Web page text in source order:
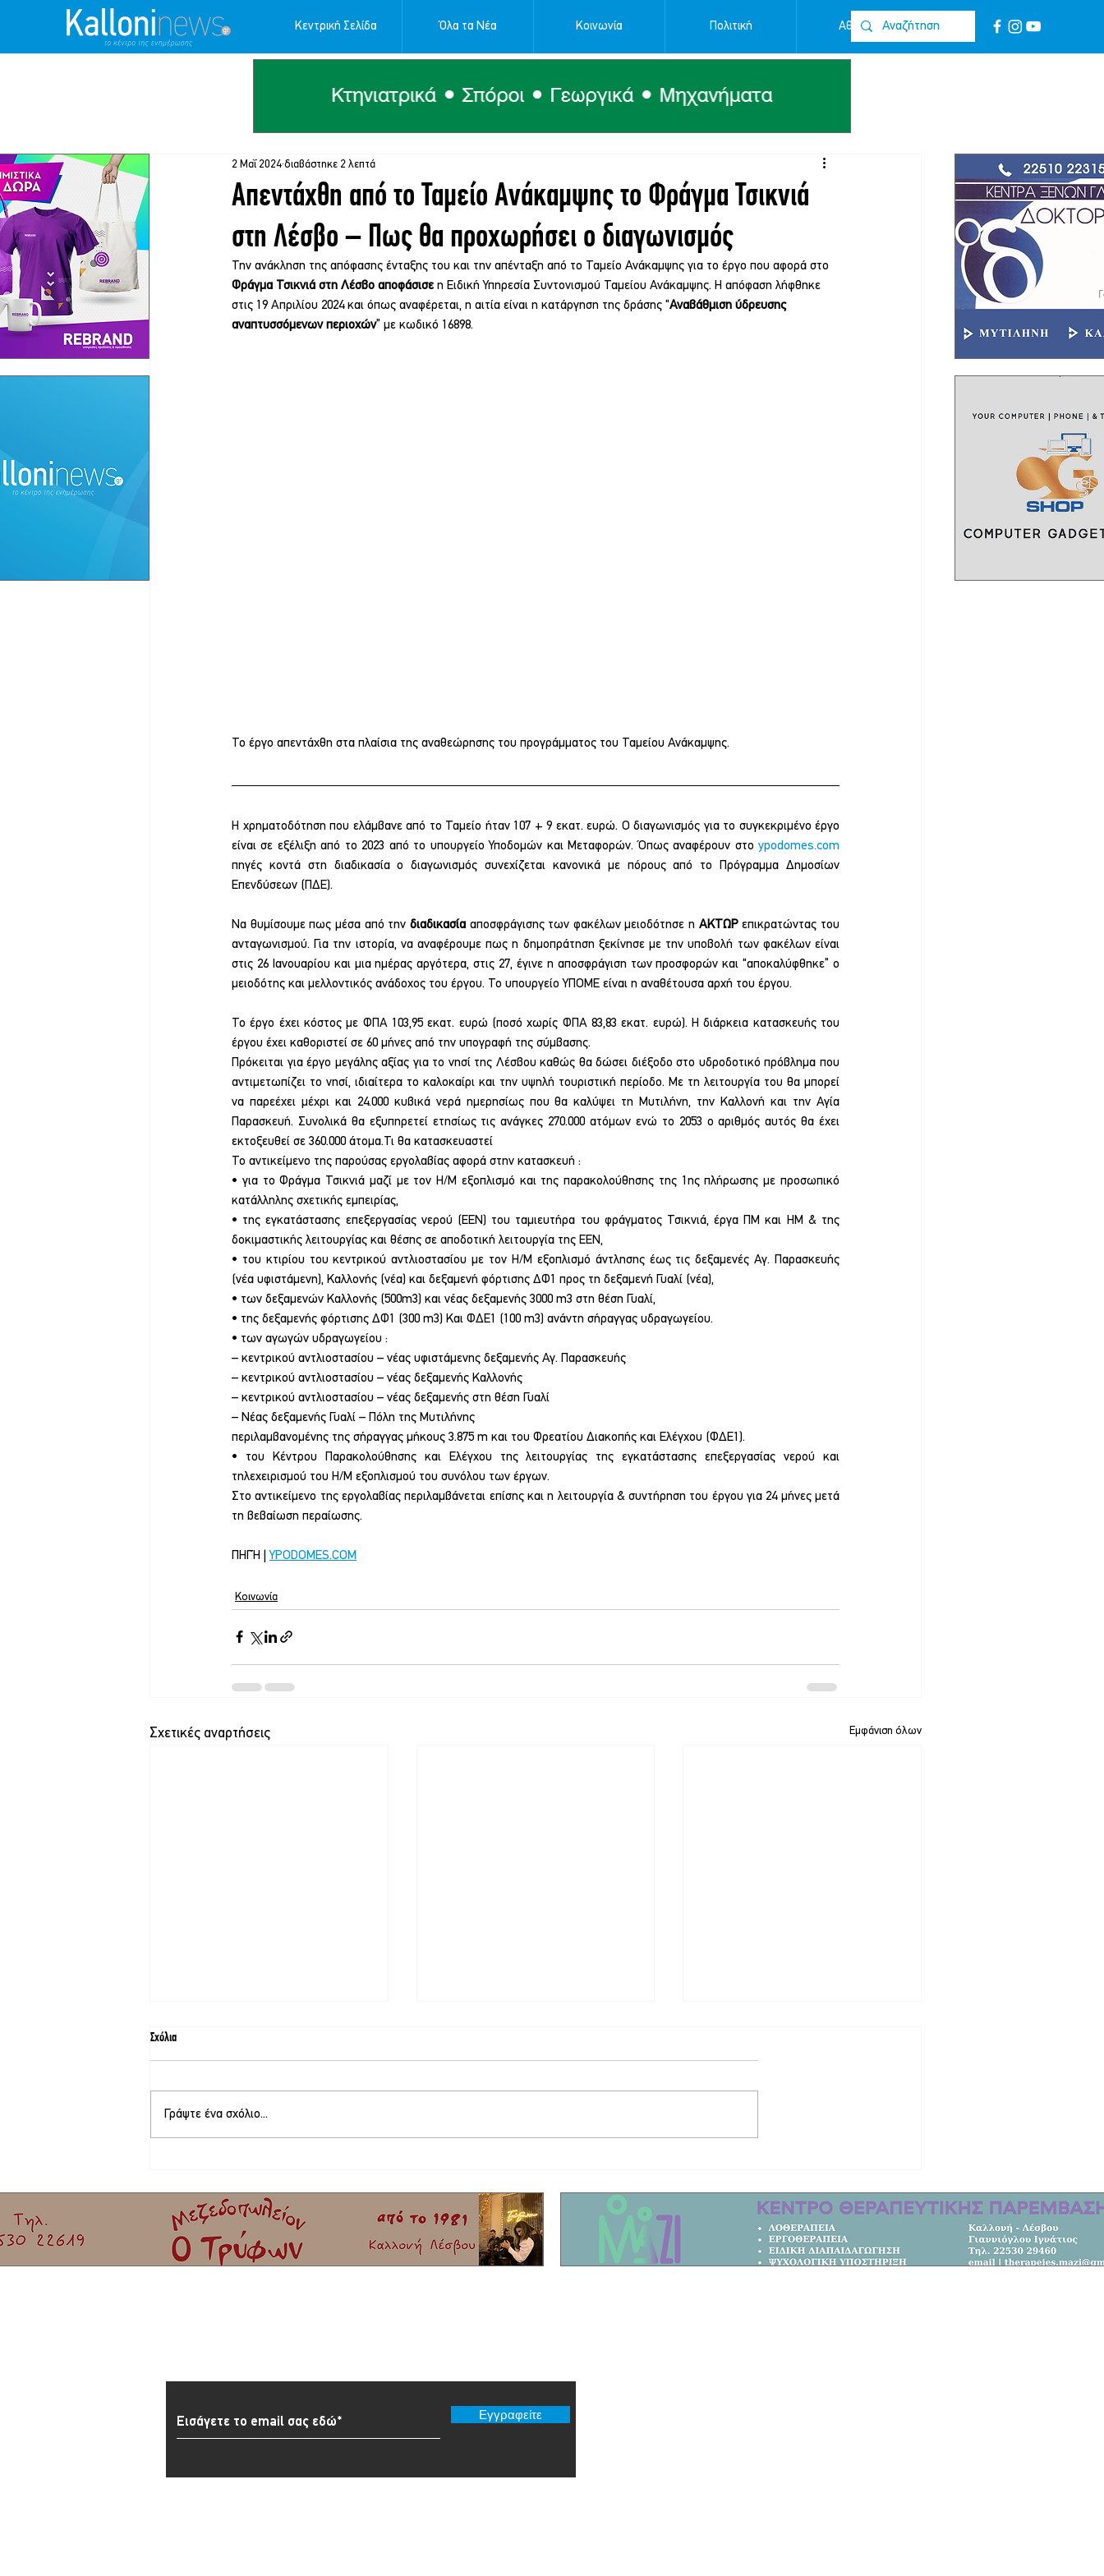
Κεντρική Σελίδα Όλα τα Νέα Κοινωνία Πολιτική Αθλητικά Επικοινωνία
Απεντάχθη από το Ταμείο Ανάκαμψης το Φράγμα Τσικνιά
στη Λέσβο – Πως θα προχωρήσει ο διαγωνισμός
2 Μαΐ 2024 διαβάστηκε 2 λεπτά
Την ανάκληση της απόφασης ένταξης του και την απένταξη από το Ταμείο Ανάκαμψης για το έργο που αφορά στο
Φράγμα Τσικνιά στη Λέσβο αποφάσισε η Ειδική Υπηρεσία Συντονισμού Ταμείου Ανάκαμψης. Η απόφαση λήφθηκε
στις 19 Απριλίου 2024 και όπως αναφέρεται, η αιτία είναι η κατάργηση της δράσης “Αναβάθμιση ύδρευσης
αναπτυσσόμενων περιοχών” με κωδικό 16898.
Το έργο απεντάχθη στα πλαίσια της αναθεώρησης του προγράμματος του Ταμείου Ανάκαμψης.
Η χρηματοδότηση που ελάμβανε από το Ταμείο ήταν 107 + 9 εκατ. ευρώ. Ο διαγωνισμός για το συγκεκριμένο έργο
είναι σε εξέλιξη από το 2023 από το υπουργείο Υποδομών και Μεταφορών. Όπως αναφέρουν στο ypodomes.com
πηγές κοντά στη διαδικασία ο διαγωνισμός συνεχίζεται κανονικά με πόρους από το Πρόγραμμα Δημοσίων
Επενδύσεων (ΠΔΕ).
Να θυμίσουμε πως μέσα από την διαδικασία αποσφράγισης των φακέλων μειοδότησε η ΑΚΤΩΡ επικρατώντας του
ανταγωνισμού. Για την ιστορία, να αναφέρουμε πως η δημοπράτηση ξεκίνησε με την υποβολή των φακέλων είναι
στις 26 Ιανουαρίου και μια ημέρας αργότερα, στις 27, έγινε η αποσφράγιση των προσφορών και “αποκαλύφθηκε” ο
μειοδότης και μελλοντικός ανάδοχος του έργου. Το υπουργείο ΥΠΟΜΕ είναι η αναθέτουσα αρχή του έργου.
Το έργο έχει κόστος με ΦΠΑ 103,95 εκατ. ευρώ (ποσό χωρίς ΦΠΑ 83,83 εκατ. ευρώ). Η διάρκεια κατασκευής του
έργου έχει καθοριστεί σε 60 μήνες από την υπογραφή της σύμβασης.
Πρόκειται για έργο μεγάλης αξίας για το νησί της Λέσβου καθώς θα δώσει διέξοδο στο υδροδοτικό πρόβλημα που
αντιμετωπίζει το νησί, ιδιαίτερα το καλοκαίρι και την υψηλή τουριστική περίοδο. Με τη λειτουργία του θα μπορεί
να παρεέχει μέχρι και 24.000 κυβικά νερά ημερησίως που θα καλύψει τη Μυτιλήνη, την Καλλονή και την Αγία
Παρασκευή. Συνολικά θα εξυπηρετεί ετησίως τις ανάγκες 270.000 ατόμων ενώ το 2053 ο αριθμός αυτός θα έχει
εκτοξευθεί σε 360.000 άτομα.Τι θα κατασκευαστεί
Το αντικείμενο της παρούσας εργολαβίας αφορά στην κατασκευή :
• για το Φράγμα Τσικνιά μαζί με τον Η/Μ εξοπλισμό και της παρακολούθησης της 1ης πλήρωσης με προσωπικό
κατάλληλης σχετικής εμπειρίας,
• της εγκατάστασης επεξεργασίας νερού (ΕΕΝ) του ταμιευτήρα του φράγματος Τσικνιά, έργα ΠΜ και ΗΜ & της
δοκιμαστικής λειτουργίας και θέσης σε αποδοτική λειτουργία της ΕΕΝ,
• του κτιρίου του κεντρικού αντλιοστασίου με τον Η/Μ εξοπλισμό άντλησης έως τις δεξαμενές Αγ. Παρασκευής
(νέα υφιστάμενη), Καλλονής (νέα) και δεξαμενή φόρτισης ΔΦ1 προς τη δεξαμενή Γυαλί (νέα),
• των δεξαμενών Καλλονής (500m3) και νέας δεξαμενής 3000 m3 στη θέση Γυαλί,
• της δεξαμενής φόρτισης ΔΦ1 (300 m3) Και ΦΔΕ1 (100 m3) ανάντη σήραγγας υδραγωγείου.
• των αγωγών υδραγωγείου :
– κεντρικού αντλιοστασίου – νέας υφιστάμενης δεξαμενής Αγ. Παρασκευής
– κεντρικού αντλιοστασίου – νέας δεξαμενής Καλλονής
– κεντρικού αντλιοστασίου – νέας δεξαμενής στη θέση Γυαλί
– Νέας δεξαμενής Γυαλί – Πόλη της Μυτιλήνης
περιλαμβανομένης της σήραγγας μήκους 3.875 m και του Φρεατίου Διακοπής και Ελέγχου (ΦΔΕ1).
• του Κέντρου Παρακολούθησης και Ελέγχου της λειτουργίας της εγκατάστασης επεξεργασίας νερού και
τηλεχειρισμού του Η/Μ εξοπλισμού του συνόλου των έργων.
Στο αντικείμενο της εργολαβίας περιλαμβάνεται επίσης και η λειτουργία & συντήρηση του έργου για 24 μήνες μετά
τη βεβαίωση περαίωσης.
ΠΗΓΉ | YPODOMES.COM
Κοινωνία
Σχετικές αναρτήσεις Εμφάνιση όλων
Είχαν μετακομίσει από την Αυστραλία στο
Σχόλια
Γράψτε ένα σχόλιο...
Εγγραφείτε